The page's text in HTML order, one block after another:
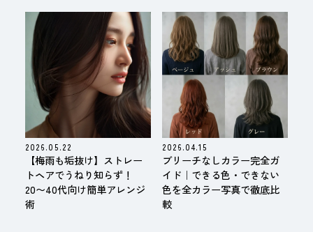
2026.05.22
【梅雨も垢抜け】ストレー
トヘアでうねり知らず！
20〜40代向け簡単アレンジ
術
2026.04.15
ブリーチなしカラー完全ガ
イド｜できる色・できない
色を全カラー写真で徹底比
較